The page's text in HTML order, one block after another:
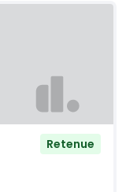
Retenue